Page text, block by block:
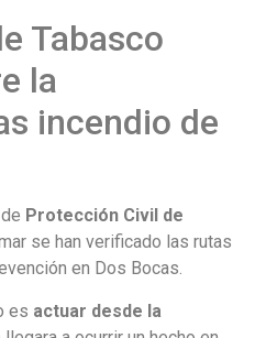
Tabasco
la
incendio de
Protección Civil de
se han verificado las rutas
en Dos Bocas.
es actuar desde la